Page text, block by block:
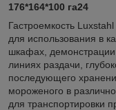
176*164*100 га24
Гастроемкость
для использования в
шкафах,
линиях раздачи,
последующего
мороженого в
для транспортировки